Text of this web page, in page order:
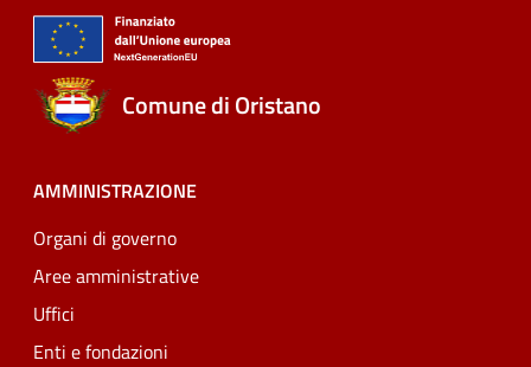
Comune di Oristano
AMMINISTRAZIONE
Organi di governo
Aree amministrative
Uffici
Enti e fondazioni